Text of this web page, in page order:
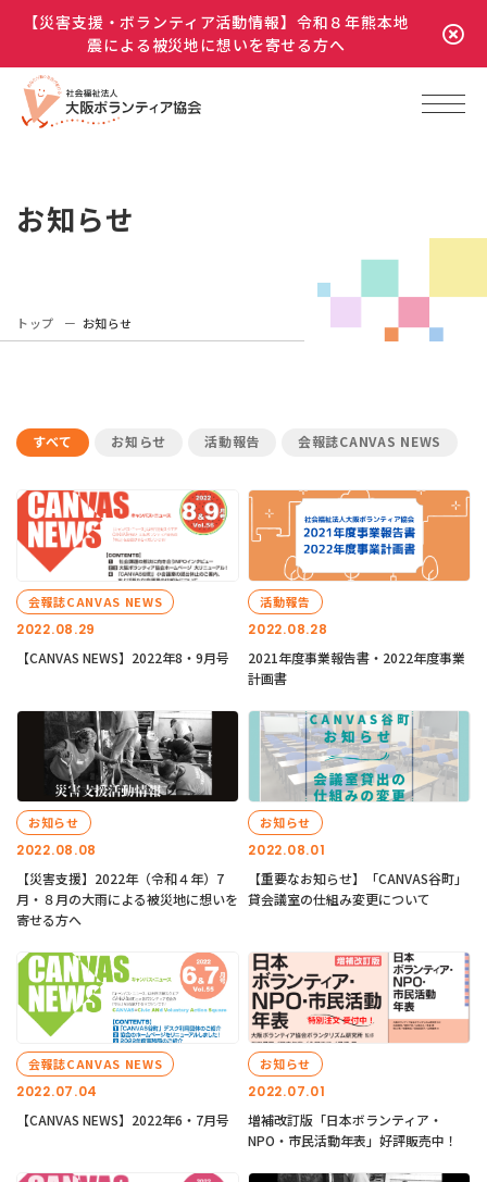
【災害支援・ボランティア活動情報】令和８年熊本地
震による被災地に想いを寄せる方へ
お知らせ
トップ お知らせ
すべて お知らせ 活動報告 会報誌CANVAS NEWS
2022.08.29
会報誌CANVAS NEWS
【CANVAS NEWS】2022年8・9月号
2022.08.28
活動報告
2021年度事業報告書・2022年度事業
計画書
2022.08.08
お知らせ
【災害支援】2022年（令和４年）7
月・８月の大雨による被災地に想いを
寄せる方へ
2022.08.01
お知らせ
【重要なお知らせ】「CANVAS谷町」
貸会議室の仕組み変更について
2022.07.04
会報誌CANVAS NEWS
【CANVAS NEWS】2022年6・7月号
2022.07.01
お知らせ
増補改訂版「日本ボランティア・
NPO・市民活動年表」好評販売中！